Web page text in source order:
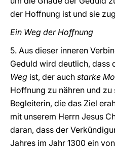
der Hoffnung ist und sie
Ein Weg der Hoffnung
5. Aus dieser inneren
Geduld wird deutlich, dass
Weg ist, der auch starke
Hoffnung zu nähren und
Begleiterin, die das Ziel
mit unserem Herrn Jesus
daran, dass der
Jahres im Jahr 1300 ein